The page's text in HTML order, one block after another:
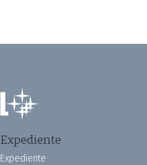
Expediente
Expediente